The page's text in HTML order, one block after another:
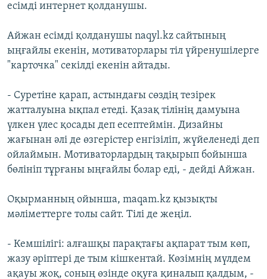
есімді интернет қолданушы.
Айжан есімді қолданушы naqyl.kz сайтының
ыңғайлы екенін, мотиваторлары тіл үйренушілерге
"карточка" секілді екенін айтады.
- Суретіне қарап, астындағы сөздің тезірек
жатталуына ықпал етеді. Қазақ тілінің дамуына
үлкен үлес қосады деп есептеймін. Дизайны
жағынан әлі де өзгерістер енгізіліп, жүйеленеді деп
ойлаймын. Мотиваторлардың тақырып бойынша
бөлініп тұрғаны ыңғайлы болар еді, - дейді Айжан.
Оқырманның ойынша, maqam.kz қызықты
мәліметтерге толы сайт. Тілі де жеңіл.
- Кемшілігі: алғашқы парақтағы ақпарат тым көп,
жазу әріптері де тым кішкентай. Көзімнің мүлдем
ақауы жоқ, соның өзінде оқуға қиналып қалдым, -